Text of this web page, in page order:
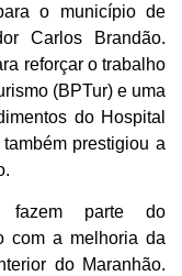
o município de
Carlos Brandão.
reforçar o trabalho
(BPTur) e uma
do Hospital
prestigiou a
fazem parte do
com a melhoria da
do Maranhão.